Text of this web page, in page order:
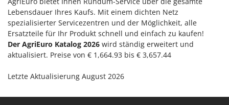
Santos
Sbaraglia
Schnitzer
Seven Italy
Shindaiwa
Silky
Lebensdauer Ihres Kaufs. Mit einem dichten Netz
spezialisierter Servicezentren und der Möglichkeit, alle
Ersatzteile für Ihr Produkt schnell und einfach zu kaufen!
Der AgriEuro Katalog 2026 wird ständig erweitert und
aktualisiert. Preise von € 1,664.93 bis € 3,657.44
Letzte Aktualisierung August 2026